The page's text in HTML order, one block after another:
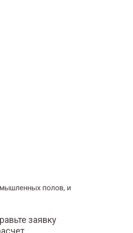
полов, и
заявку